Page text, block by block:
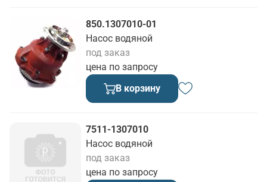
850.1307010-01
Насос водяной
цена по запросу
под заказ
В корзину
7511-1307010
Насос водяной
цена по запросу
под заказ